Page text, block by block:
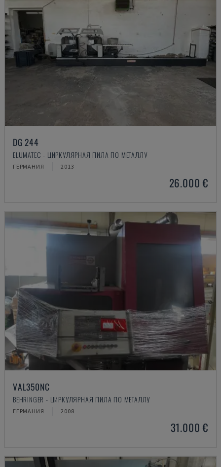
DG 244
ELUMATEC - ЦИРКУЛЯРНАЯ ПИЛА ПО МЕТАЛЛУ
ГЕРМАНИЯ 2013
26.000 €
VAL350NC
BEHRINGER - ЦИРКУЛЯРНАЯ ПИЛА ПО МЕТАЛЛУ
ГЕРМАНИЯ 2008
31.000 €